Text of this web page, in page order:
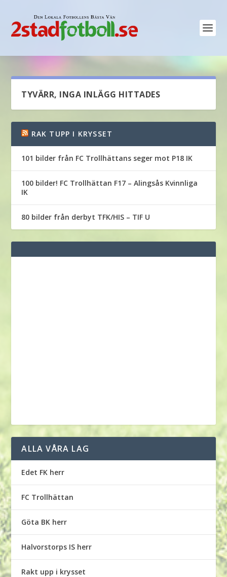
TYVÄRR, INGA INLÄGG HITTADES
RAK TUPP I KRYSSET
101 bilder från FC Trollhättans seger mot P18 IK
100 bilder! FC Trollhättan F17 – Alingsås Kvinnliga
IK
80 bilder från derbyt TFK/HIS – TIF U
ALLA VÅRA LAG
Edet FK herr
FC Trollhättan
Göta BK herr
Halvorstorps IS herr
Rakt upp i krysset